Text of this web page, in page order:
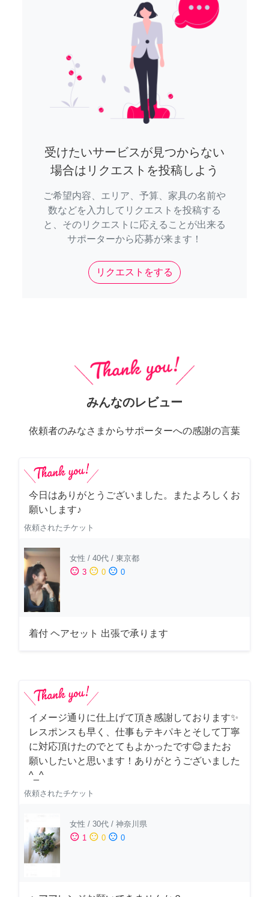
受けたいサービスが見つからない
場合はリクエストを投稿しよう
ご希望内容、エリア、予算、家具の名前や
数などを入力してリクエストを投稿する
と、そのリクエストに応えることが出来る
サポーターから応募が来ます！
リクエストをする
みんなのレビュー
依頼者のみなさまからサポーターへの感謝の言葉
今日はありがとうございました。またよろしくお
願いします♪
依頼されたチケット
女性 / 40代 / 東京都
sentiment_satisfied 3 sentiment_neutral 0 sentiment_dissatisfied 0
着付 ヘアセット 出張で承ります
イメージ通りに仕上げて頂き感謝しております✨
レスポンスも早く、仕事もテキパキとそして丁寧
に対応頂けたのでとてもよかったです😊またお
願いしたいと思います！ありがとうございました
^_^
依頼されたチケット
女性 / 30代 / 神奈川県
sentiment_satisfied 1 sentiment_neutral 0 sentiment_dissatisfied 0